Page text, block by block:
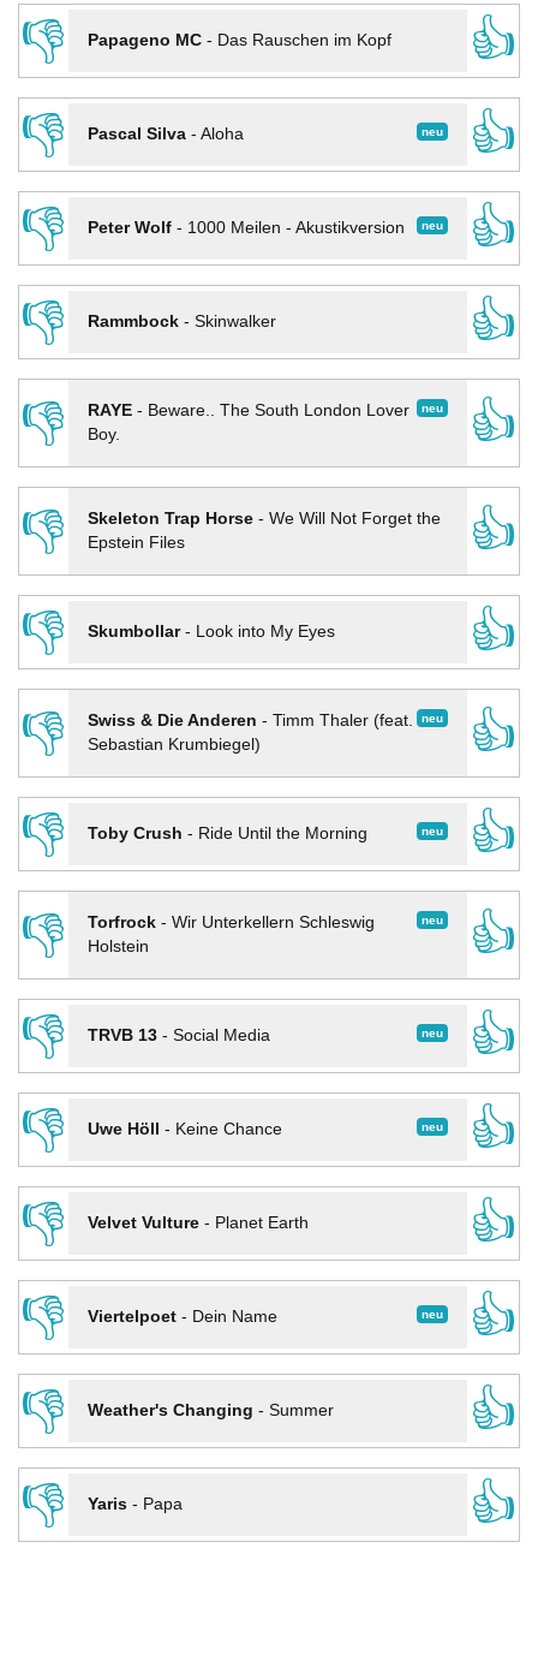
👎
Papageno MC- Das Rauschen im Kopf
👍
👎
neu
Pascal Silva- Aloha
👍
👎
neu
Peter Wolf- 1000 Meilen - Akustikversion
👍
👎
Rammbock- Skinwalker
👍
👎
neu
RAYE- Beware.. The South London Lover
Boy.
👍
👎 Skeleton Trap Horse- We Will Not Forget the
Epstein Files
👍
👎
Skumbollar- Look into My Eyes
👍
👎
neu
Swiss & Die Anderen - Timm Thaler (feat.
Sebastian Krumbiegel)
👍
👎
neu
Toby Crush - Ride Until the Morning
👍
👎
neu
Torfrock- Wir Unterkellern Schleswig
Holstein
👍
👎
neu
TRVB 13- Social Media
👍
👎
neu
Uwe Höll - Keine Chance
👍
👎
Velvet Vulture- Planet Earth
👍
👎
neu
Viertelpoet- Dein Name
👍
👎
Weather's Changing - Summer
👍
👎
Yaris- Papa 👍